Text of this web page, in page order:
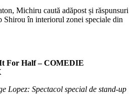
Michiru caută adăpost și răspunsuri
în interiorul zonei speciale din
For Half – COMEDIE
Lopez: Spectacol special de stand-up